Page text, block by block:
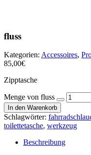
fluss
Kategorien: Accessoires,
85,00€
Zipptasche
Menge von fluss
In den Warenkorb
Schlagwörter:
toilettetasche, werkzeug
Beschreibung